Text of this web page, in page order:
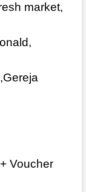
market,
Voucher